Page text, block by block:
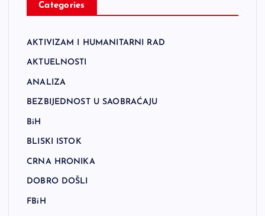
Categories
AKTIVIZAM I HUMANITARNI RAD
AKTUELNOSTI
ANALIZA
BEZBIJEDNOST U SAOBRAĆAJU
BiH
BLISKI ISTOK
CRNA HRONIKA
DOBRO DOŠLI
FBiH